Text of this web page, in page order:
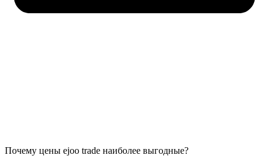
Почему цены ejoo trade наиболее выгодные?